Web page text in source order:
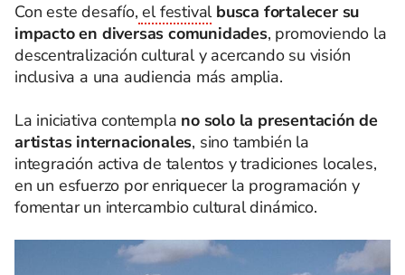
Con este desafío, el festival busca fortalecer su
impacto en diversas comunidades, promoviendo la
descentralización cultural y acercando su visión
inclusiva a una audiencia más amplia.
La iniciativa contempla no solo la presentación de
artistas internacionales, sino también la
integración activa de talentos y tradiciones locales,
en un esfuerzo por enriquecer la programación y
fomentar un intercambio cultural dinámico.